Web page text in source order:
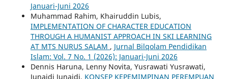
Januari-Juni 2026
Muhammad Rahim, Khairuddin Lubis,
IMPLEMENTATION OF CHARACTER EDUCATION
THROUGH A HUMANIST APPROACH IN SKI LEARNING
AT MTS NURUS SALAM , Jurnal Bilqolam Pendidikan
Islam: Vol. 7 No. 1 (2026): Januari-Juni 2026
Dennis Haruna, Lenny Novita, Yusrawati Yusrawati,
Junaidi Junaidi, KONSEP KEPEMIMPINAN PEREMPUAN